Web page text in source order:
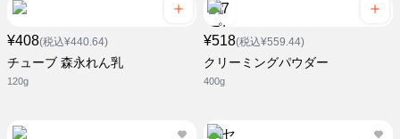
¥408(税込¥440.64)
チューブ 森永れん乳
120g
¥518(税込¥559.44)
クリーミングパウダー
400g